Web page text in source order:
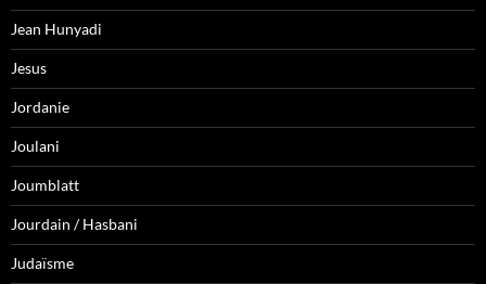
Jean Hunyadi
Jesus
Jordanie
Joulani
Joumblatt
Jourdain / Hasbani
Judaïsme